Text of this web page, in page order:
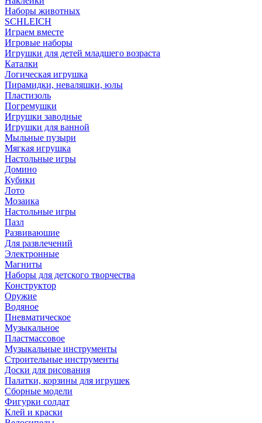
Наборы животных
SCHLEICH
Играем вместе
Игровые наборы
Игрушки для детей младшего возраста
Каталки
Логическая игрушка
Пирамидки, неваляшки, юлы
Пластизоль
Погремушки
Игрушки заводные
Игрушки для ванной
Мыльные пузыри
Мягкая игрушка
Настольные игры
Домино
Кубики
Лото
Мозаика
Настольные игры
Пазл
Развиваюшие
Для развлечений
Электронные
Магниты
Наборы для детского творчества
Конструктор
Оружие
Водяное
Пневматическое
Музыкальное
Пластмассовое
Музыкальные инструменты
Строительные инструменты
Доски для рисования
Палатки, корзины для игрушек
Сборные модели
Фигурки солдат
Клей и краски